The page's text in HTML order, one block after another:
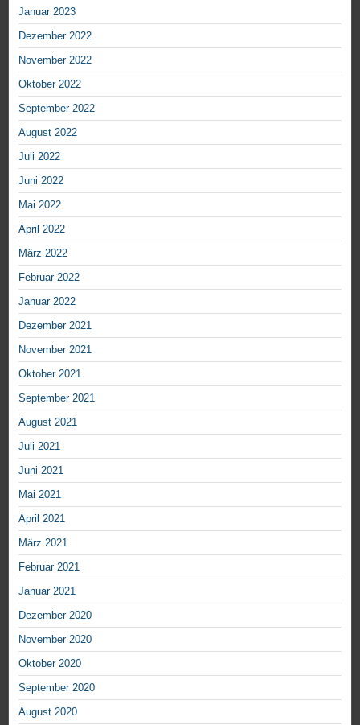
Januar 2023
Dezember 2022
November 2022
Oktober 2022
September 2022
August 2022
Juli 2022
Juni 2022
Mai 2022
April 2022
März 2022
Februar 2022
Januar 2022
Dezember 2021
November 2021
Oktober 2021
September 2021
August 2021
Juli 2021
Juni 2021
Mai 2021
April 2021
März 2021
Februar 2021
Januar 2021
Dezember 2020
November 2020
Oktober 2020
September 2020
August 2020